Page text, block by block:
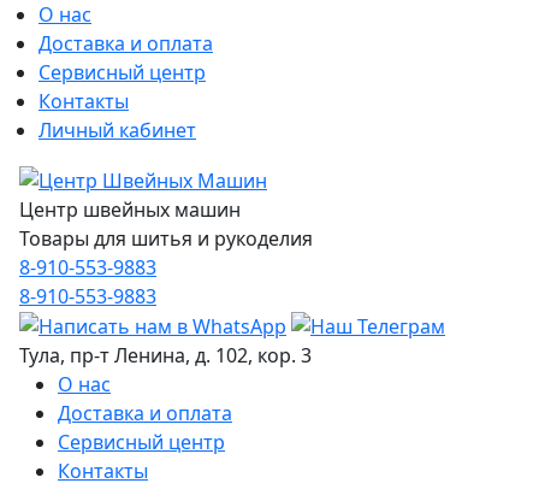
О нас
Доставка и оплата
Сервисный центр
Контакты
Личный кабинет
Центр швейных машин
Товары для шитья и рукоделия
8-910-553-9883
8-910-553-9883
Тула, пр-т Ленина, д. 102, кор. 3
О нас
Доставка и оплата
Сервисный центр
Контакты